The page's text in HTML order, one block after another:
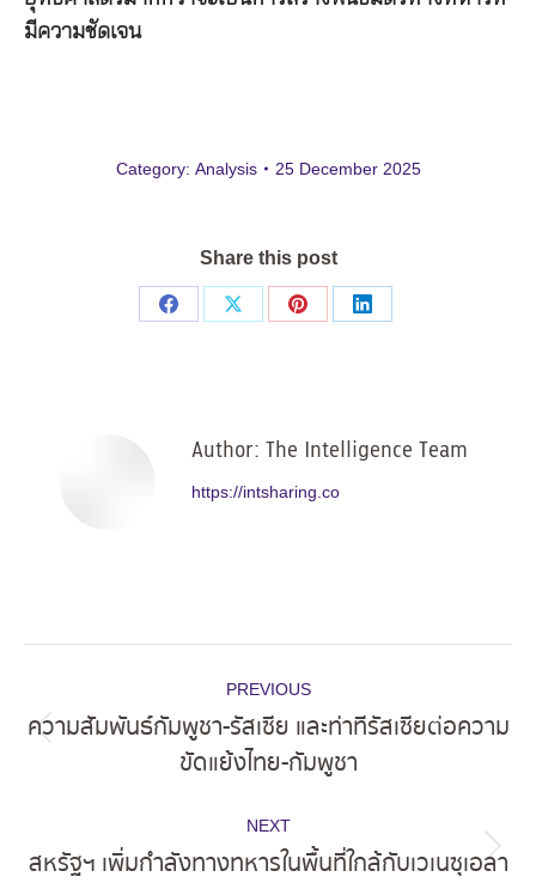
มีความชัดเจน
Category: Analysis 25 December 2025
Share this post
Share
Share
Share
Share
Author: The Intelligence Team
https://intsharing.co
navigation
PREVIOUS
post:
ความสัมพันธ์กัมพูชา-รัสเซีย และท่าทีรัสเซียต่อความ
ขัดแย้งไทย-กัมพูชา
NEXT
Next
สหรัฐฯ เพิ่มกำลังทางทหารในพื้นที่ใกล้กับเวเนซุเอลา